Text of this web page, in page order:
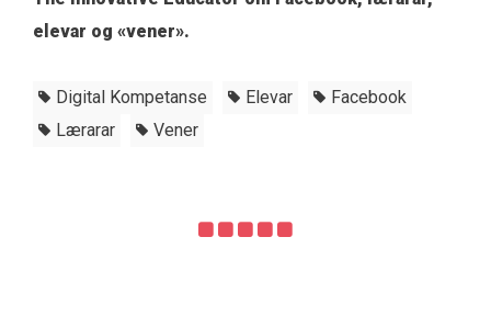
elevar og «vener».
Digital Kompetanse Elevar
Facebook
Lærarar
Vener